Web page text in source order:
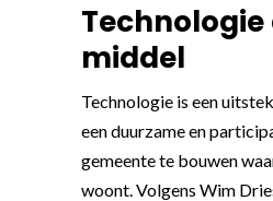
Technologie
middel
Technologie is een
een duurzame en
gemeente te bouwen
woont. Volgens Wim